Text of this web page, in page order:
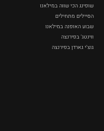
שופינג הכי שווה במילאנו
הסיילים מתחילים
שבוע האופנה במילאנו
ווינטג' בפירנצה
גוצ'י גארדן בפירנצה